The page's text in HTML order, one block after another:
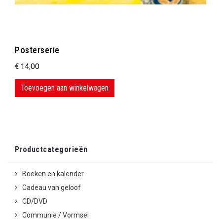
Posterserie
€ 14,00
Toevoegen aan winkelwagen
Productcategorieën
Boeken en kalender
Cadeau van geloof
CD/DVD
Communie / Vormsel